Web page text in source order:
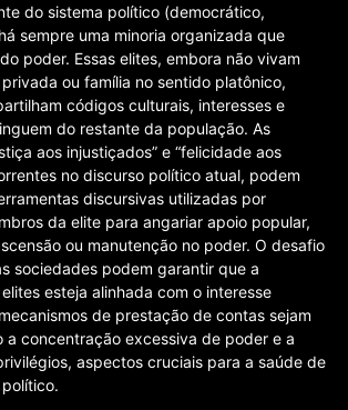
do sistema político (democrático,
sempre uma minoria organizada que
poder. Essas elites, embora não vivam
ou família no sentido platônico,
códigos culturais, interesses e
do restante da população. As
aos injustiçados” e “felicidade aos
no discurso político atual, podem
discursivas utilizadas por
da elite para angariar apoio popular,
ou manutenção no poder. O desafio
sociedades podem garantir que a
esteja alinhada com o interesse
de prestação de contas sejam
a concentração excessiva de poder e a
aspectos cruciais para a saúde de